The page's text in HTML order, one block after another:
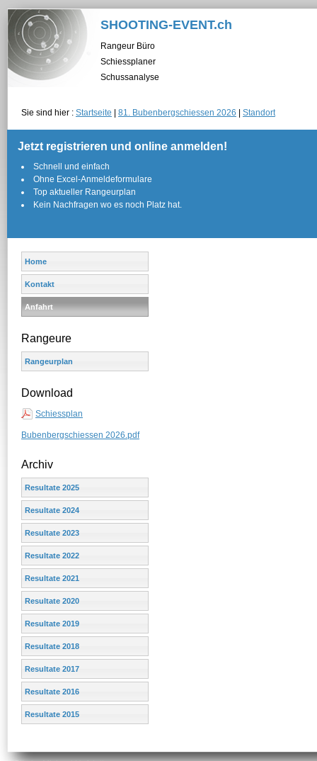
SHOOTING-EVENT.ch
Rangeur Büro
Schiessplaner
Schussanalyse
Sie sind hier : Startseite 81. Bubenbergschiessen 2026 Standort
Jetzt registrieren und online anmelden!
Schnell und einfach
Ohne Excel-Anmeldeformulare
Top aktueller Rangeurplan
Kein Nachfragen wo es noch Platz hat.
Home
Kontakt
Anfahrt
Rangeure
Rangeurplan
Download
Schiessplan
Bubenbergschiessen 2026.pdf
Archiv
Resultate 2025
Resultate 2024
Resultate 2023
Resultate 2022
Resultate 2021
Resultate 2020
Resultate 2019
Resultate 2018
Resultate 2017
Resultate 2016
Resultate 2015